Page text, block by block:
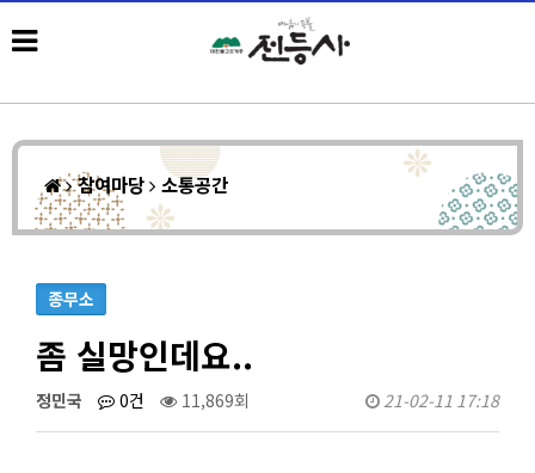
참여마당 소통공간
종무소
좀 실망인데요..
정민국 0건 11,869회 21-02-11 17:18